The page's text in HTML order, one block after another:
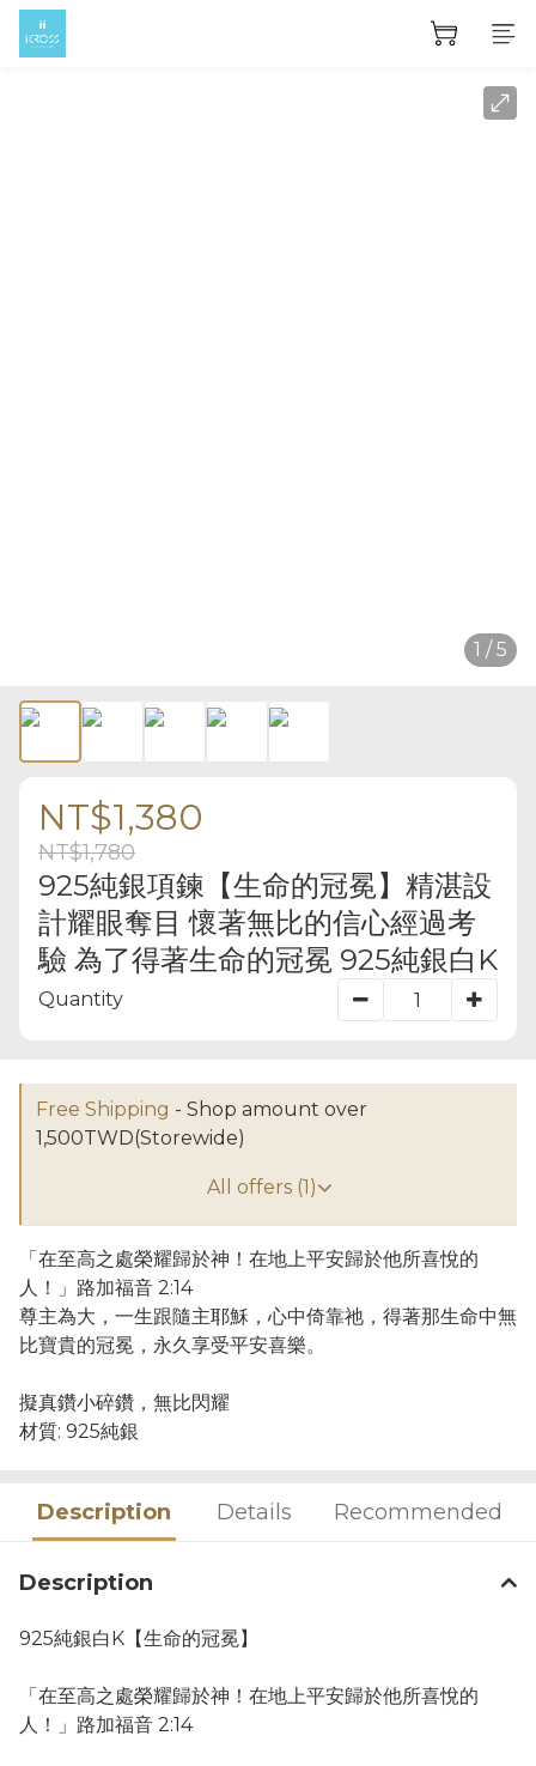
1 / 5
NT$1,380
NT$1,780
925純銀項鍊【生命的冠冕】精湛設
計耀眼奪目 懷著無比的信心經過考
驗 為了得著生命的冠冕 925純銀白K
Quantity
Free Shipping - Shop amount over
1,500TWD(Storewide)
All offers (1)
「在至高之處榮耀歸於神！在地上平安歸於他所喜悅的
人！」路加福音 2:14
尊主為大，一生跟隨主耶穌，心中倚靠祂，得著那生命中無
比寶貴的冠冕，永久享受平安喜樂。
擬真鑽小碎鑽，無比閃耀
材質: 925純銀
Description Details Recommended
Description
925純銀白K【生命的冠冕】
「在至高之處榮耀歸於神！在地上平安歸於他所喜悅的
人！」路加福音 2:14